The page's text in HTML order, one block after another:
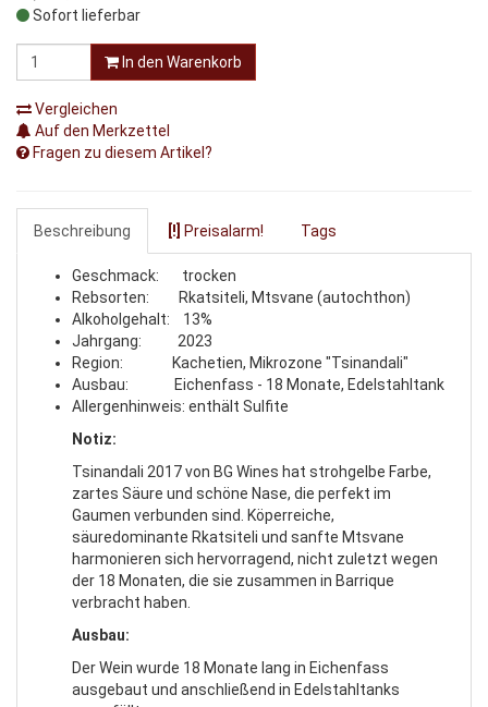
Sofort lieferbar
In den Warenkorb
Vergleichen
Auf den Merkzettel
Fragen zu diesem Artikel?
Beschreibung [!] Preisalarm! Tags
Geschmack: trocken
Rebsorten: Rkatsiteli, Mtsvane (autochthon)
Alkoholgehalt: 13%
Jahrgang: 2023
Region: Kachetien, Mikrozone "Tsinandali"
Ausbau: Eichenfass - 18 Monate, Edelstahltank
Allergenhinweis: enthält Sulfite
Notiz:
Tsinandali 2017 von BG Wines hat strohgelbe Farbe,
zartes Säure und schöne Nase, die perfekt im
Gaumen verbunden sind. Köperreiche,
säuredominante Rkatsiteli und sanfte Mtsvane
harmonieren sich hervorragend, nicht zuletzt wegen
der 18 Monaten, die sie zusammen in Barrique
verbracht haben.
Ausbau:
Der Wein wurde 18 Monate lang in Eichenfass
ausgebaut und anschließend in Edelstahltanks